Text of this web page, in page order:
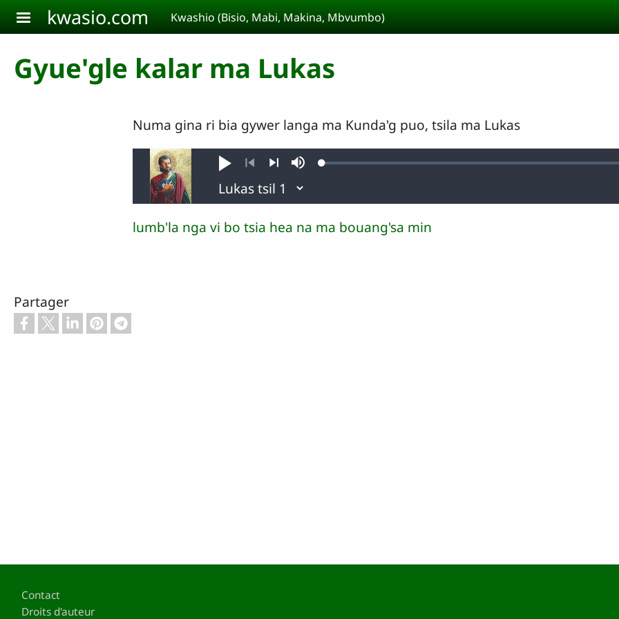
Aller au contenu principal
kwasio.com Kwashio (Bisio, Mabi, Makina, Mbvumbo)
Gyue'gle kalar ma Lukas
Numa gina ri bia gywer langa ma Kunda'g puo, tsila ma Lukas
Jouer
PrécédentSuivant
SourdineLoaded:
lumb'la nga vi bo tsia hea na ma bouang'sa min
Partager
Pied de page
Contact
Droits d'auteur